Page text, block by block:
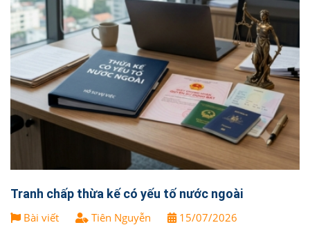
Tranh chấp thừa kế có yếu tố nước ngoài
Bài viết Tiên Nguyễn 15/07/2026